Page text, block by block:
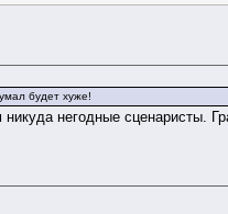
будет хуже!
негодные сценаристы.